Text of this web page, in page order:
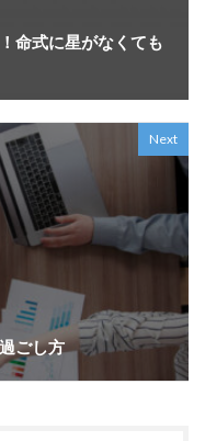
命式に星がなくても
Next
ごし方